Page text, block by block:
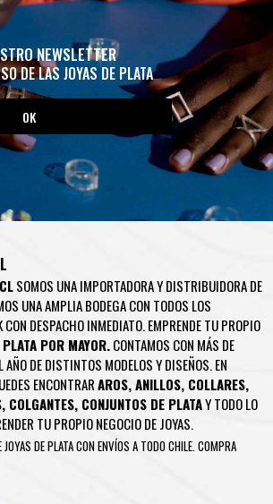
NEWSLETTER
DE LAS JOYAS DE PLATA
SOMOS UNA IMPORTADORA Y DISTRIBUIDORA DE
UNA AMPLIA BODEGA CON TODOS LOS
DESPACHO INMEDIATO. EMPRENDE TU PROPIO
PLATA POR MAYOR.CONTAMOS CON MÁS DE
DE DISTINTOS MODELOS Y DISEÑOS. EN
ENCONTRARAROS,ANILLOS, COLLARES,
, COLGANTES, CONJUNTOS DE PLATAY TODO LO
TU PROPIO NEGOCIO DE JOYAS.
JOYAS DE PLATA CON ENVÍOS A TODO CHILE. COMPRA